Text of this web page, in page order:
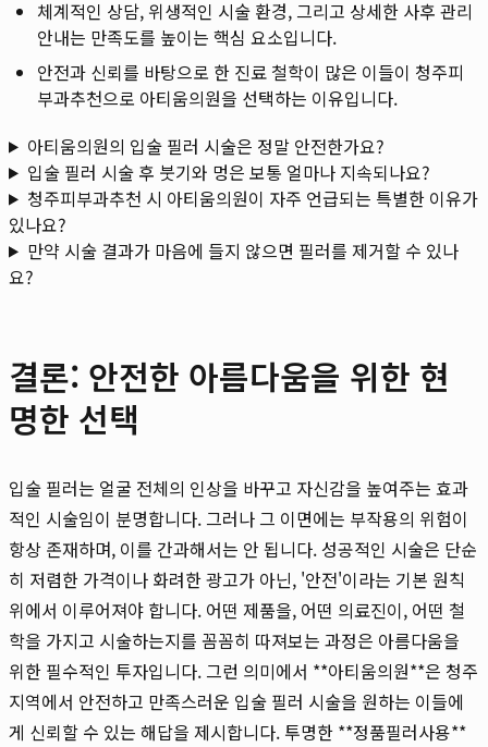
체계적인 상담, 위생적인 시술 환경, 그리고 상세한 사후 관리
안내는 만족도를 높이는 핵심 요소입니다.
안전과 신뢰를 바탕으로 한 진료 철학이 많은 이들이 청주피
부과추천으로 아티움의원을 선택하는 이유입니다.
아티움의원의 입술 필러 시술은 정말 안전한가요?
입술 필러 시술 후 붓기와 멍은 보통 얼마나 지속되나요?
청주피부과추천 시 아티움의원이 자주 언급되는 특별한 이유가
있나요?
만약 시술 결과가 마음에 들지 않으면 필러를 제거할 수 있나
요?
결론: 안전한 아름다움을 위한 현
명한 선택
입술 필러는 얼굴 전체의 인상을 바꾸고 자신감을 높여주는 효과
적인 시술임이 분명합니다. 그러나 그 이면에는 부작용의 위험이
항상 존재하며, 이를 간과해서는 안 됩니다. 성공적인 시술은 단순
히 저렴한 가격이나 화려한 광고가 아닌, '안전'이라는 기본 원칙
위에서 이루어져야 합니다. 어떤 제품을, 어떤 의료진이, 어떤 철
학을 가지고 시술하는지를 꼼꼼히 따져보는 과정은 아름다움을
위한 필수적인 투자입니다. 그런 의미에서 **아티움의원**은 청주
지역에서 안전하고 만족스러운 입술 필러 시술을 원하는 이들에
게 신뢰할 수 있는 해답을 제시합니다. 투명한 **정품필러사용**